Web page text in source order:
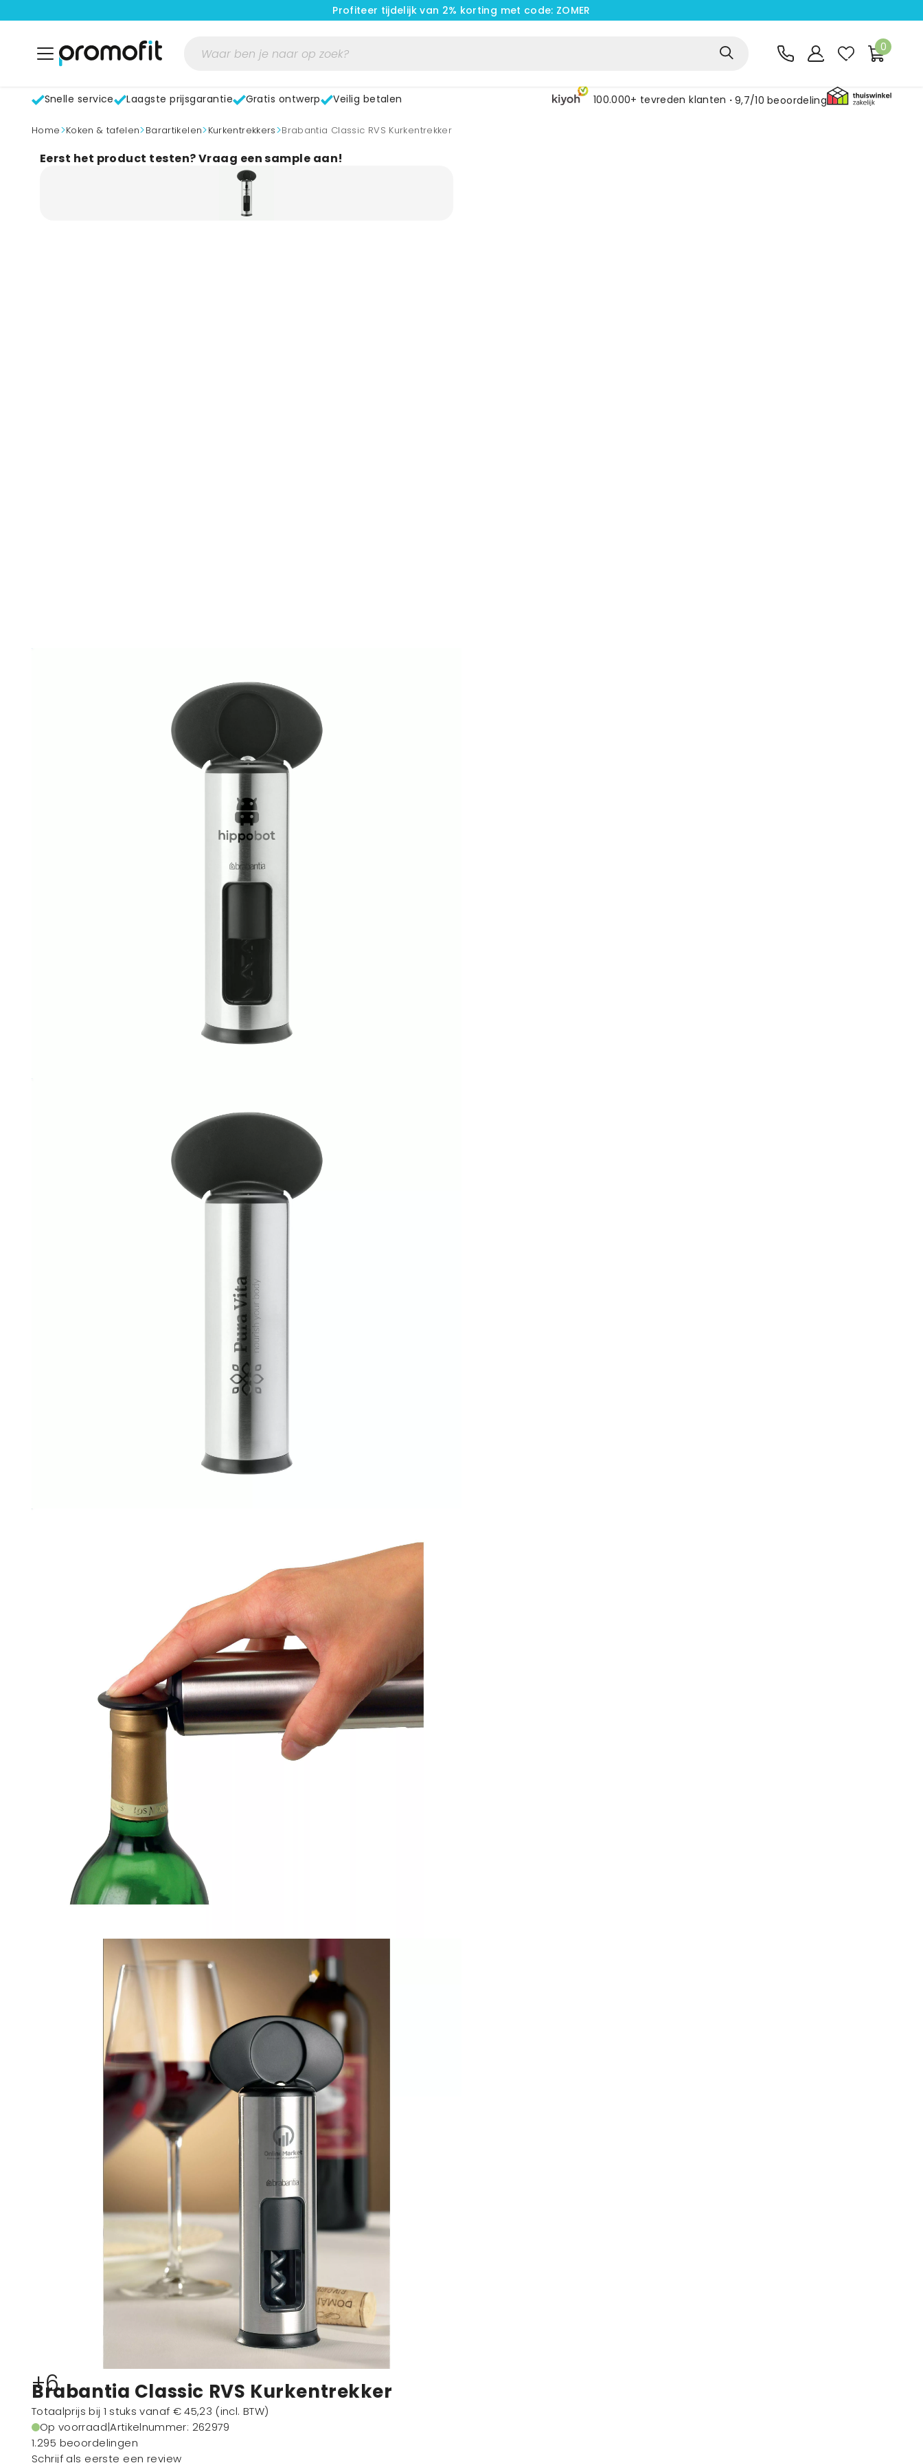
Profiteer tijdelijk van 2% korting met code: ZOMER
0
Snelle service Laagste prijsgarantie Gratis ontwerp Veilig betalen 100.000+ tevreden klanten 9,7/10 beoordeling
home> Koken & tafelen> Barartikelen> Kurkentrekkers> Brabantia Classic RVS Kurkentrekker
Eerst het product testen? Vraag een sample aan!
+6
Brabantia Classic RVS Kurkentrekker
Totaalprijs bij 1 stuks vanaf € 45,23 (incl. BTW)
Op voorraad|Artikelnummer: 262979
1.295 beoordelingen
Schrijf als eerste een review